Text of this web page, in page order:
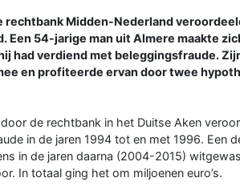
rechtbank Midden-Nederland
54-jarige man uit Almere maakte
had verdiend met beleggingsfraude.
en profiteerde ervan door twee
de rechtbank in het Duitse Aken
in de jaren 1994 tot en met 1996. Een
in de jaren daarna (2004-2015)
In totaal ging het om miljoenen euro’s.